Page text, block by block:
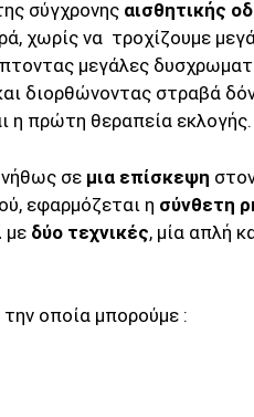
σύγχρονης αισθητικής
χωρίς να τροχίζουμε
μεγάλες
διορθώνοντας στραβά
η πρώτη θεραπεία εκλογής.
σε μια επίσκεψη
εφαρμόζεται η σύνθετη
με δύο τεχνικές, μία απλή
την οποία μπορούμε :